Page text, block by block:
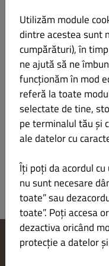
Stroganoff de vită
muschi de vita, ceapa,
alb – 400 g
Utilizăm module
dintre acestea sunt
cumpărături), în
ne ajută să ne
funcționăm în mod
referă la toate
selectate de tine,
pe terminalul tău și
ale datelor cu
Îți poți da acordul
nu sunt necesare
toate” sau
toate”. Poți accesa
dezactiva oricând
protecție a datelor